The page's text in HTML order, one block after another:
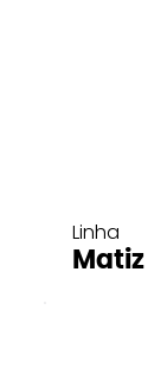
Linha
Matiz